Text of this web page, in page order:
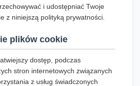
i udostępniać Twoje
z niniejszą polityką prywatności.
plików cookie
dostęp, podczas
stron internetowych związanych
z usług świadczonych